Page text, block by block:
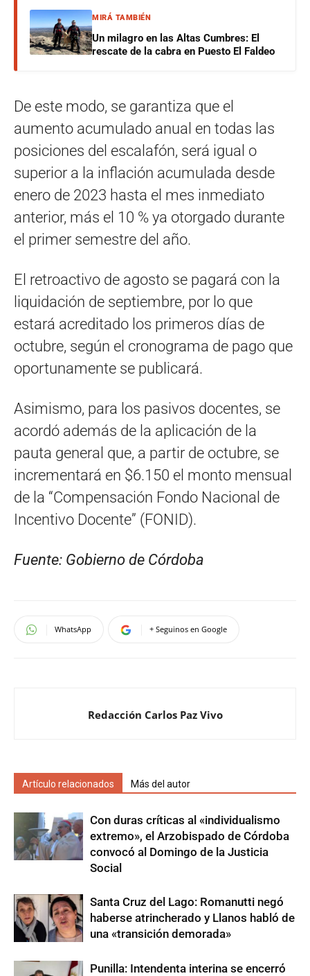
MIRÁ TAMBIÉN
Un milagro en las Altas Cumbres: El
rescate de la cabra en Puesto El Faldeo
De este modo, se garantiza que el
aumento acumulado anual en todas las
posiciones del escalafón, será igual o
superior a la inflación acumulada desde
enero de 2023 hasta el mes inmediato
anterior, más el 10 % ya otorgado durante
el primer semestre del año.
El retroactivo de agosto se pagará con la
liquidación de septiembre, por lo que
estará acreditado los primeros días de
octubre, según el cronograma de pago que
oportunamente se publicará.
Asimismo, para los pasivos docentes, se
acordó además de la aplicación de la
pauta general que, a partir de octubre, se
incrementará en $6.150 el monto mensual
de la “Compensación Fondo Nacional de
Incentivo Docente” (FONID).
Fuente: Gobierno de Córdoba
WhatsApp + Seguinos en Google
Redacción Carlos Paz Vivo
Artículo relacionados Más del autor
Con duras críticas al «individualismo
extremo», el Arzobispado de Córdoba
convocó al Domingo de la Justicia
Social
Santa Cruz del Lago: Romanutti negó
haberse atrincherado y Llanos habló de
una «transición demorada»
Punilla: Intendenta interina se encerró